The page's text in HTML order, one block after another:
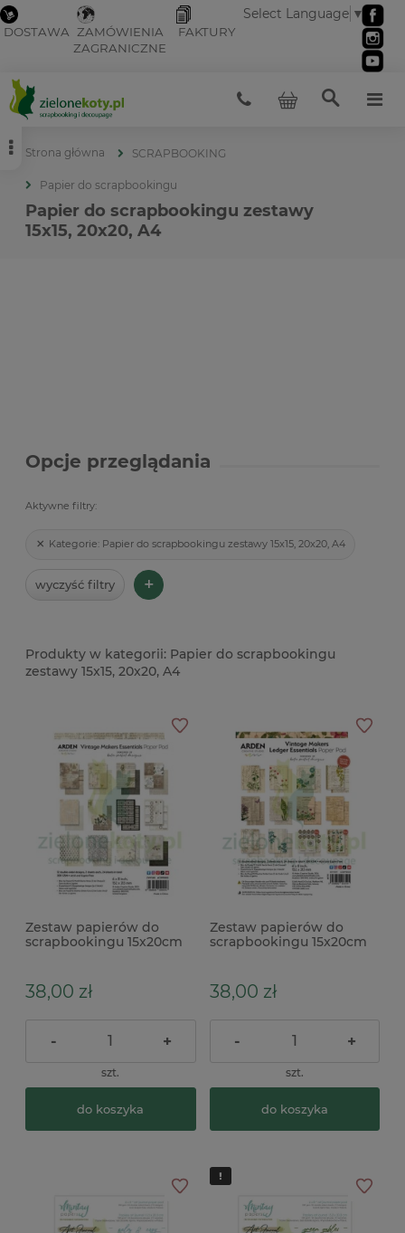
DOSTAWA ZAMÓWIENIA
ZAGRANICZNE
FAKTURY
Select Language ▼
Strona główna SCRAPBOOKING
Papier do scrapbookingu
Papier do scrapbookingu zestawy
15x15, 20x20, A4
Opcje przeglądania
Aktywne filtry:
Kategorie: Papier do scrapbookingu zestawy 15x15, 20x20, A4
wyczyść filtry +
Papier do scrapbookingu
zestawy 15x15, 20x20, A4
Zestaw papierów do
scrapbookingu 15x20cm
38,00 zł
- +
szt.
do koszyka
Zestaw papierów do
scrapbookingu 15x20cm
Essentials
38,00 zł
- +
szt.
do koszyka